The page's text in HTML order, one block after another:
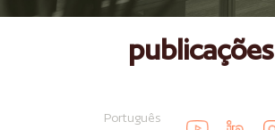
publicações
Português